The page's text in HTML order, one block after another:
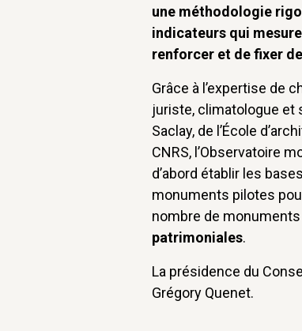
une méthodologie
indicateurs qui
renforcer et de fixer
Grâce à l’expertise de
juriste, climatologue et
Saclay, de l’École
CNRS, l’Observatoire
d’abord établir les
monuments pilotes
nombre de
patrimoniales.
La présidence du
Grégory Quenet.